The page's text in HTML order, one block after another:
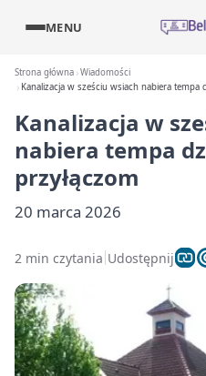
MENU
Strona główna Wiadomości
Kanalizacja w sześciu wsiach nabiera tempa
Kanalizacja w
nabiera tempa
przyłączom
20 marca 2026
2 min czytania Udostępnij